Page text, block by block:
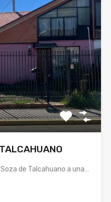
de Talcahuano a una…